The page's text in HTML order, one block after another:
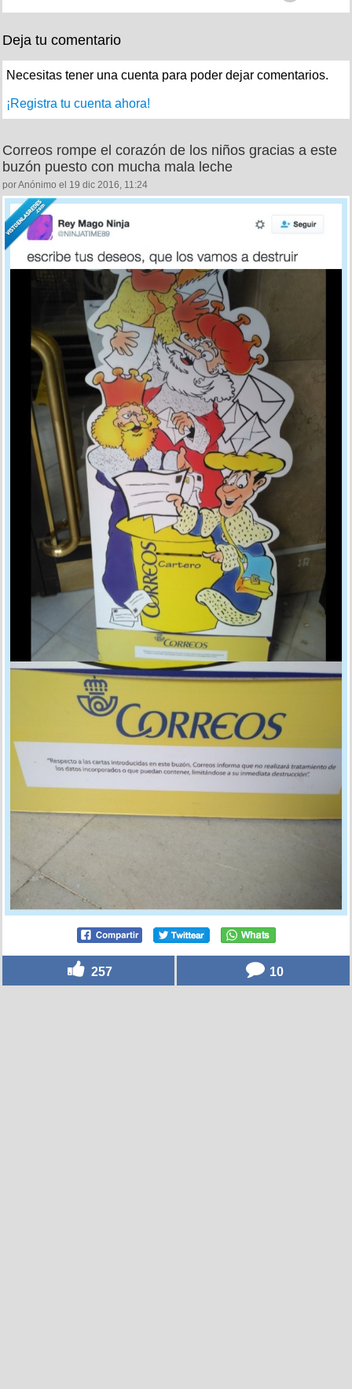
Deja tu comentario
Necesitas tener una cuenta para poder dejar comentarios.
¡Registra tu cuenta ahora!
Correos rompe el corazón de los niños gracias a este
buzón puesto con mucha mala leche
por Anónimo el 19 dic 2016, 11:24
257 10